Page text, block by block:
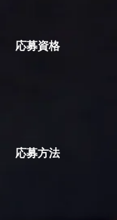
応募資格
応募方法